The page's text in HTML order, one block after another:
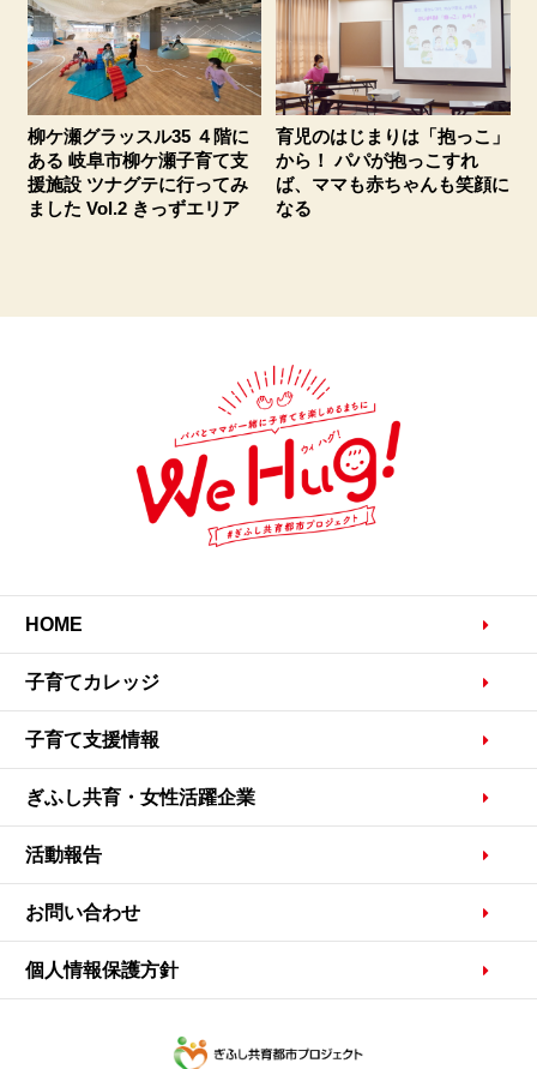
柳ケ瀬グラッスル35 ４階に
ある 岐阜市柳ケ瀬子育て支
援施設 ツナグテに行ってみ
ました Vol.2 きっずエリア
育児のはじまりは「抱っこ」
から！ パパが抱っこすれ
ば、ママも赤ちゃんも笑顔に
なる
HOME
子育てカレッジ
子育て支援情報
ぎふし共育・女性活躍企業
活動報告
お問い合わせ
個人情報保護方針